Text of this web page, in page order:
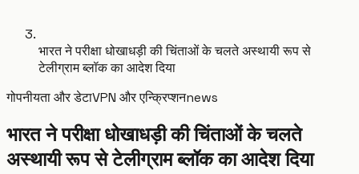
भारत ने परीक्षा धोखाधड़ी की चिंताओं के चलते अस्थायी रूप से
टेलीग्राम ब्लॉक का आदेश दिया
गोपनीयता और डेटाVPN और एन्क्रिप्शनnews
भारत ने परीक्षा धोखाधड़ी की चिंताओं के चलते
अस्थायी रूप से टेलीग्राम ब्लॉक का आदेश दिया